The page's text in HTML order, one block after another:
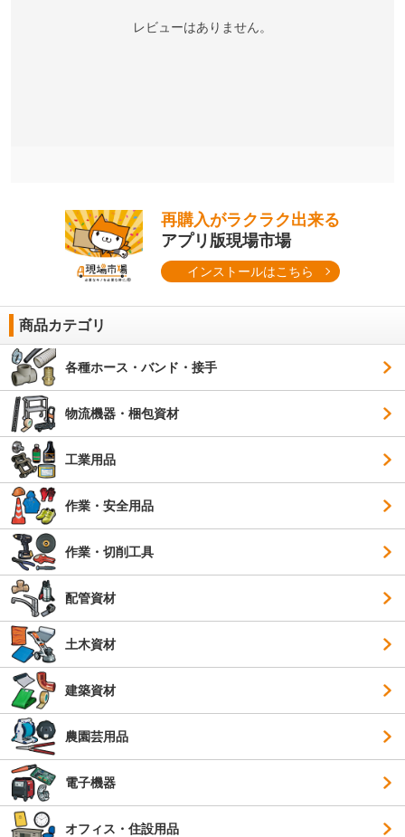
レビューはありません。
再購入がラクラク出来る
アプリ版現場市場
インストールはこちら
商品カテゴリ
各種ホース・バンド・接手
物流機器・梱包資材
工業用品
作業・安全用品
作業・切削工具
配管資材
土木資材
建築資材
農園芸用品
電子機器
オフィス・住設用品